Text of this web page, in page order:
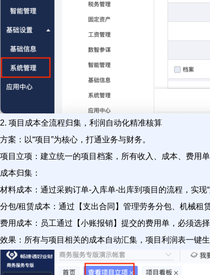
2. 项目成本全流程归集，利润自动化精准核算
方案：以“项目”为核心，打通业务与财务。
项目立项：建立统一的项目档案，所有收入、成本、费用
成本归集：
材料成本：通过采购订单-入库单-出库到项目的流程，实现
分包/租赁成本：通过【支出合同】管理劳务分包、机械租
费用成本：员工通过【小账报销】提交的费用单，必须选
效果：所有与项目相关的成本自动汇集，项目利润表一键